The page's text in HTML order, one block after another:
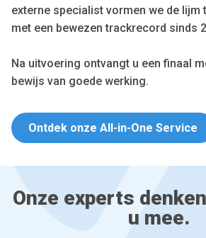
externe specialist vormen we de lijm
met een bewezen trackrecord sinds
Na uitvoering ontvangt u een finaal
bewijs van goede werking.
Ontdek onze All-in-One Service
Onze experts
u mee.